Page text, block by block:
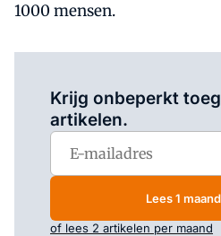
1000 mensen.
Krijg onbeperkt
artikelen.
Lees 1
of lees 2 artikelen per maand